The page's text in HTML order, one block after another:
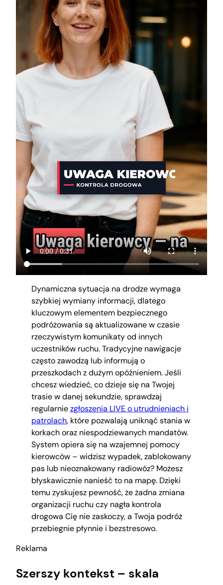
Dynamiczna sytuacja na drodze wymaga
szybkiej wymiany informacji, dlatego
kluczowym elementem bezpiecznego
podróżowania są aktualizowane w czasie
rzeczywistym komunikaty od innych
uczestników ruchu. Tradycyjne nawigacje
często zawodzą lub informują o
przeszkodach z dużym opóźnieniem. Jeśli
chcesz wiedzieć, co dzieje się na Twojej
trasie w danej sekundzie, sprawdzaj
regularniezgłoszenia LIVE o utrudnieniach i
patrolach, które pozwalają uniknąć stania w
korkach oraz niespodziewanych mandatów.
System opiera się na wzajemnej pomocy
kierowców – widzisz wypadek, zablokowany
pas lub nieoznakowany radiowóz? Możesz
błyskawicznie nanieść to na mapę. Dzięki
temu zyskujesz pewność, że żadna zmiana
organizacji ruchu czy nagła kontrola
drogowa Cię nie zaskoczy, a Twoja podróż
przebiegnie płynnie i bezstresowo.
Reklama
Szerszy kontekst – skala